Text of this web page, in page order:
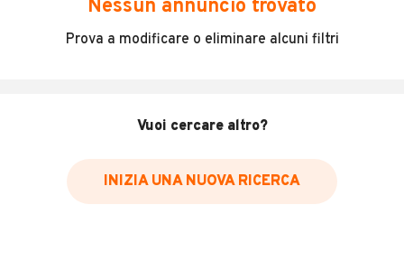
Incidenti in cui è stato coinvolto il veicolo
Data e luogo delle revisioni effettuate
Inserisci il numero di targa per verificare la disponibilità
Nessun annuncio trovato
Prova a modificare o eliminare alcuni filtri
Vuoi cercare altro?
INIZIA UNA NUOVA RICERCA